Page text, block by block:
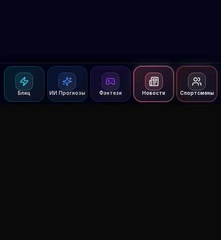
Блиц ИИ Прогнозы Фэнтези Новости Спортсмены